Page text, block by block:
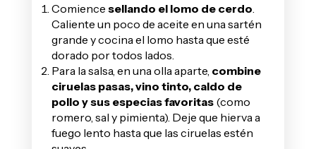
Comiencesellando el lomo de cerdo
Caliente un poco de aceite en una sartén
grande y cocina el lomo hasta que esté
dorado por todos lados.
Para la salsa, en una olla aparte, combine
ciruelas pasas, vino tinto, caldo de
pollo y sus especias favoritas (como
romero, sal y pimienta). Deje que hierva a
fuego lento hasta que las ciruelas estén